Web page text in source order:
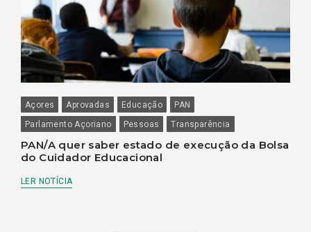
Açores Aprovadas Educação
PAN
Parlamento Açoriano
Pessoas Transparência
PAN/A quer saber estado de execução da Bolsa
do Cuidador Educacional
LER NOTÍCIA